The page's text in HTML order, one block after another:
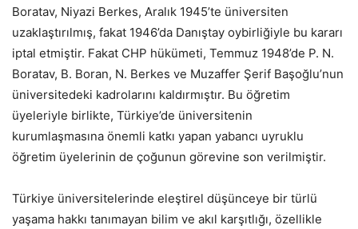
Boratav, Niyazi Berkes, Aralık 1945’te üniversiten
uzaklaştırılmış, fakat 1946’da Danıştay oybirliğiyle bu kararı
iptal etmiştir. Fakat CHP hükümeti, Temmuz 1948’de P. N.
Boratav, B. Boran, N. Berkes ve Muzaffer Şerif Başoğlu’nun
üniversitedeki kadrolarını kaldırmıştır. Bu öğretim
üyeleriyle birlikte, Türkiye’de üniversitenin
kurumlaşmasına önemli katkı yapan yabancı uyruklu
öğretim üyelerinin de çoğunun görevine son verilmiştir.
Türkiye üniversitelerinde eleştirel düşünceye bir türlü
yaşama hakkı tanımayan bilim ve akıl karşıtlığı, özellikle